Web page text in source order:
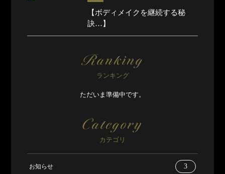
【ボディメイクを継続する秘
訣…】
Ranking
ランキング
ただいま準備中です。
Category
カテゴリ
お知らせ 3